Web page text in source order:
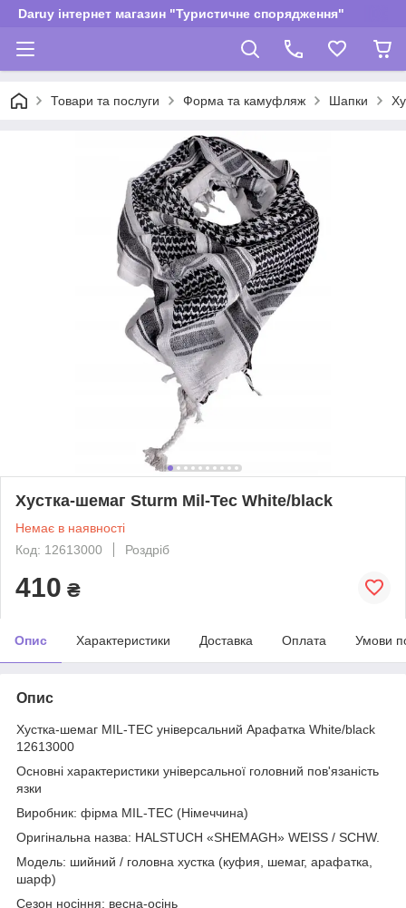
Daruy інтернет магазин "Туристичне спорядження"
Товари та послуги Форма та камуфляж Шапки
Хустка-шемаг Sturm Mil-Tec White/black
Немає в наявності
Код: 12613000
Роздріб
410 ₴
Опис Характеристики Доставка Оплата Умови
Опис
Хустка-шемаг MIL-TEC універсальний Арафатка White/black
12613000
Основні характеристики універсальної головний пов'язаність
язки
Виробник: фірма MIL-TEC (Німеччина)
Оригінальна назва: HALSTUCH «SHEMAGH» WEISS / SCHW.
Модель: шийний / головна хустка (куфия, шемаг, арафатка,
шарф)
Сезон носіння: весна-осінь